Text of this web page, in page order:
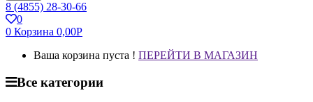
8 (4855) 28-30-66
0
0 Корзина 0,00Р
Ваша корзина пуста ! ПЕРЕЙТИ В МАГАЗИН
Все категории